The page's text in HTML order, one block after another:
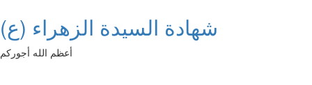
شهادة السيدة الزهراء (ع)
أعظم الله أجوركم